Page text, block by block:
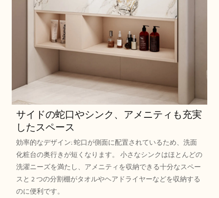
サイドの蛇口やシンク、アメニティも充実
したスペース
効率的なデザイン: 蛇口が側面に配置されているため、洗面
化粧台の奥行きが短くなります。 小さなシンクはほとんどの
洗濯ニーズを満たし、アメニティを収納できる十分なスペー
スと 2 つの分割棚がタオルやヘアドライヤーなどを収納する
のに便利です。